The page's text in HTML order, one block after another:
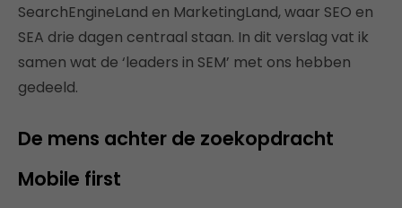
SearchEngineLand en MarketingLand, waar SEO en
SEA drie dagen centraal staan. In dit verslag vat ik
samen wat de ‘leaders in SEM’ met ons hebben
gedeeld.
De mens achter de zoekopdracht
Mobile first